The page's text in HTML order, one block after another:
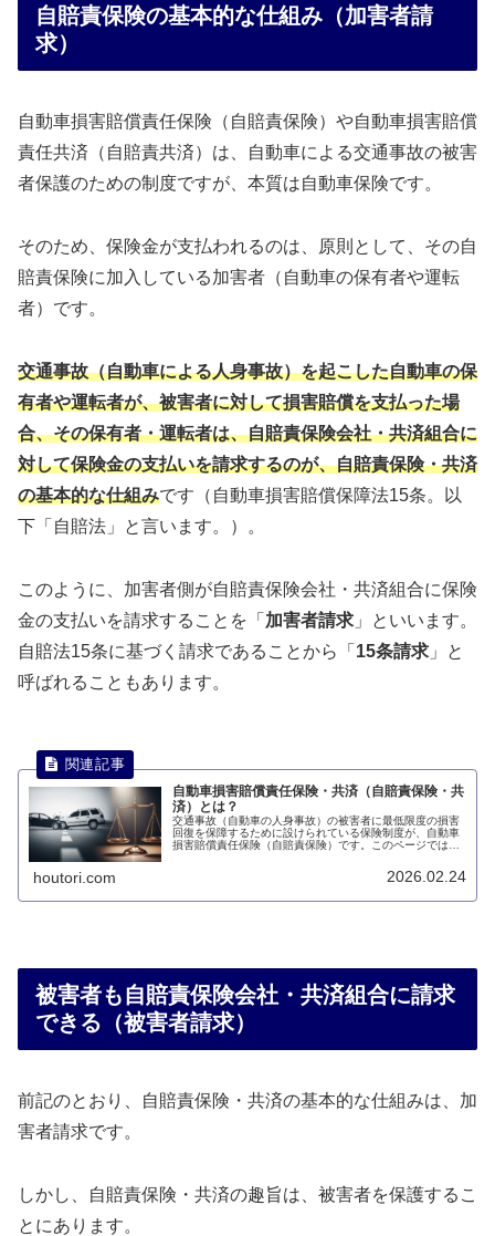
自賠責保険の基本的な仕組み（加害者請
求）
自動車損害賠償責任保険（自賠責保険）や自動車損害賠償
責任共済（自賠責共済）は、自動車による交通事故の被害
者保護のための制度ですが、本質は自動車保険です。
そのため、保険金が支払われるのは、原則として、その自
賠責保険に加入している加害者（自動車の保有者や運転
者）です。
交通事故（自動車による人身事故）を起こした自動車の保
有者や運転者が、被害者に対して損害賠償を支払った場
合、その保有者・運転者は、自賠責保険会社・共済組合に
対して保険金の支払いを請求するのが、自賠責保険・共済
の基本的な仕組みです（自動車損害賠償保障法15条。以
下「自賠法」と言います。）。
このように、加害者側が自賠責保険会社・共済組合に保険
金の支払いを請求することを「 加害者請求 」といいます。
自賠法15条に基づく請求であることから「 15条請求 」と
呼ばれることもあります。
自動車損害賠償責任保険・共済（自賠責保険・共
済）とは？
交通事故（自動車の人身事故）の被害者に最低限度の損害
回復を保障するために設けられている保険制度が、自動車
損害賠償責任保険（自賠責保険）です。このページでは、
houtori.com 2026.02.24
被害者も自賠責保険会社・共済組合に請求
できる（被害者請求）
前記のとおり、自賠責保険・共済の基本的な仕組みは、加
害者請求です。
しかし、自賠責保険・共済の趣旨は、被害者を保護するこ
とにあります。